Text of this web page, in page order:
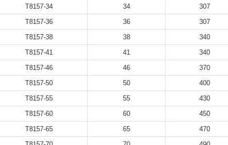
T8157-34
34 307
T8157-36
36 307
T8157-38
38 340
T8157-41
41 340
T8157-46
46 370
T8157-50
50 400
T8157-55
55 430
T8157-60
60 450
T8157-65
65 470